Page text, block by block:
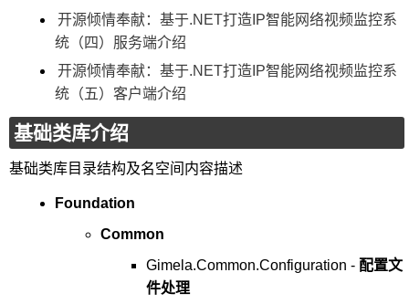
开源倾情奉献：基于.NET打造IP智能网络视频监控系
统（四）服务端介绍
开源倾情奉献：基于.NET打造IP智能网络视频监控系
统（五）客户端介绍
基础类库介绍
基础类库目录结构及名空间内容描述
Foundation
Common
Gimela.Common.Configuration - 配置文
件处理